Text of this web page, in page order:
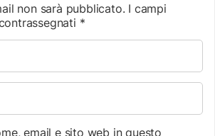
non sarà pubblicato. I campi
*
email e sito web in questo